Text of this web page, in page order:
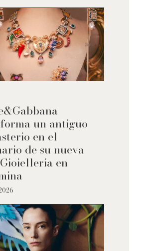
un antiguo
en el
de su nueva
en